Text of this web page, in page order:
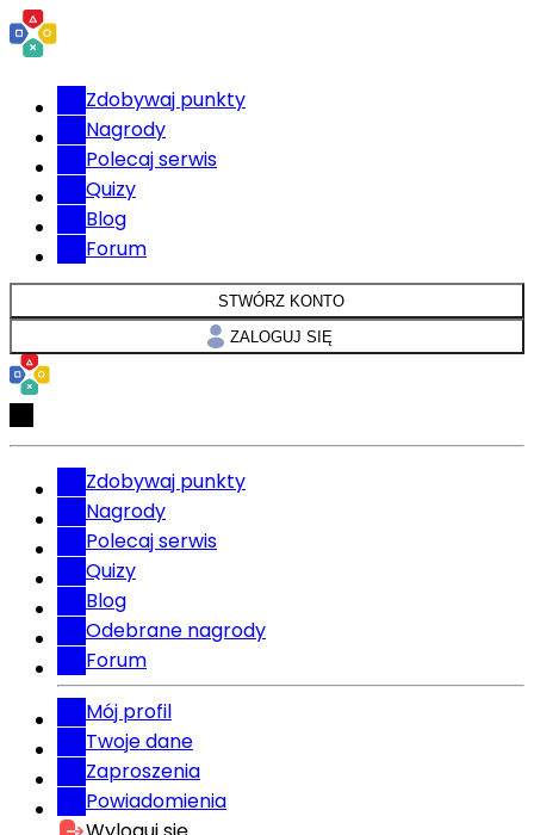
Zdobywaj punkty
Nagrody
Polecaj serwis
Quizy
Blog
Forum
STWÓRZ KONTO
ZALOGUJ SIĘ
Zdobywaj punkty
Nagrody
Polecaj serwis
Quizy
Blog
Odebrane nagrody
Forum
Mój profil
Twoje dane
Zaproszenia
Powiadomienia